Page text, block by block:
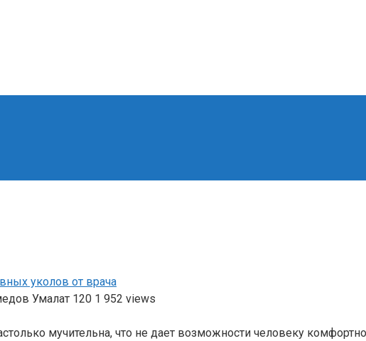
уколов от врача
Умалат 120 1 952 views
мучительна, что не дает возможности человеку